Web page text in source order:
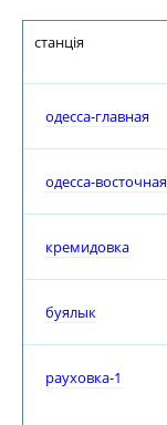
станція
одесса-главная
одесса-восточная
кремидовка
буялык
рауховка-1